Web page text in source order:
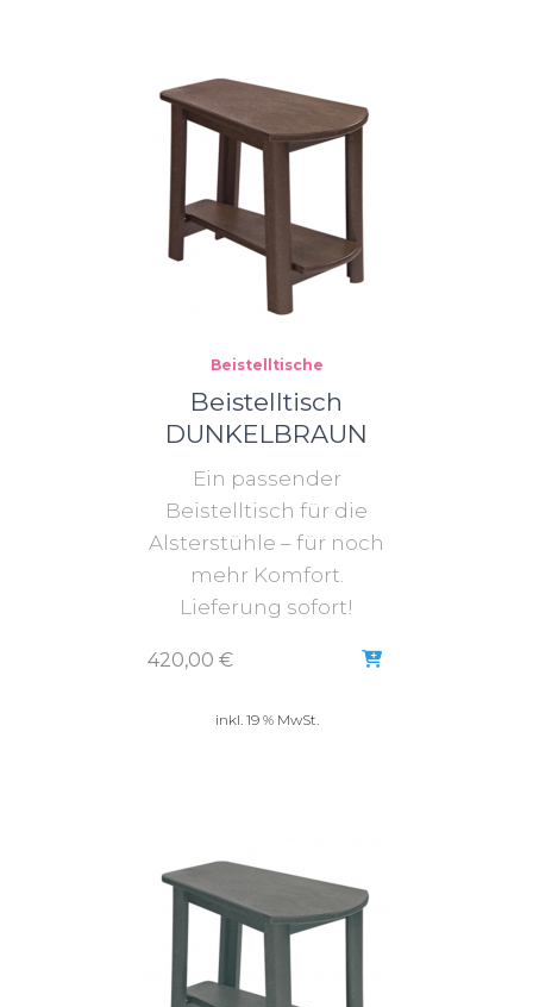
Beistelltische
Beistelltisch
DUNKELBRAUN
Ein passender
Beistelltisch für die
Alsterstühle – für noch
mehr Komfort.
Lieferung sofort!
420,00 €
inkl. 19 % MwSt.